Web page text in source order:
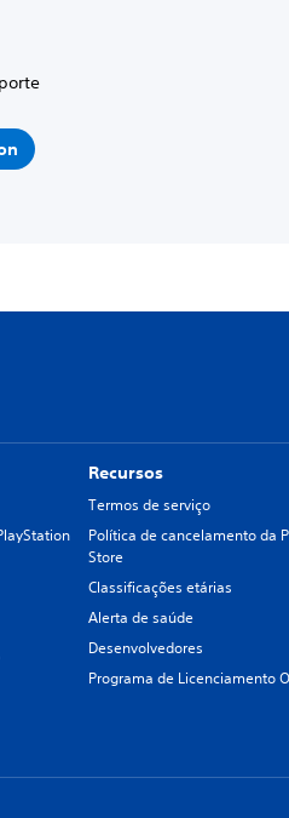
Recursos
Termos de serviço
Política de cancelamento da
Store
Classificações etárias
Alerta de saúde
Desenvolvedores
Programa de Licenciamento